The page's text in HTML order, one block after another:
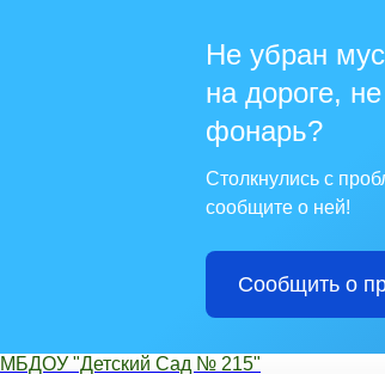
Не убран
на дороге, не
фонарь?
Столкнулись с
сообщите о ней!
Сообщить о
Перейти
МБДОУ "Детский Сад № 215"